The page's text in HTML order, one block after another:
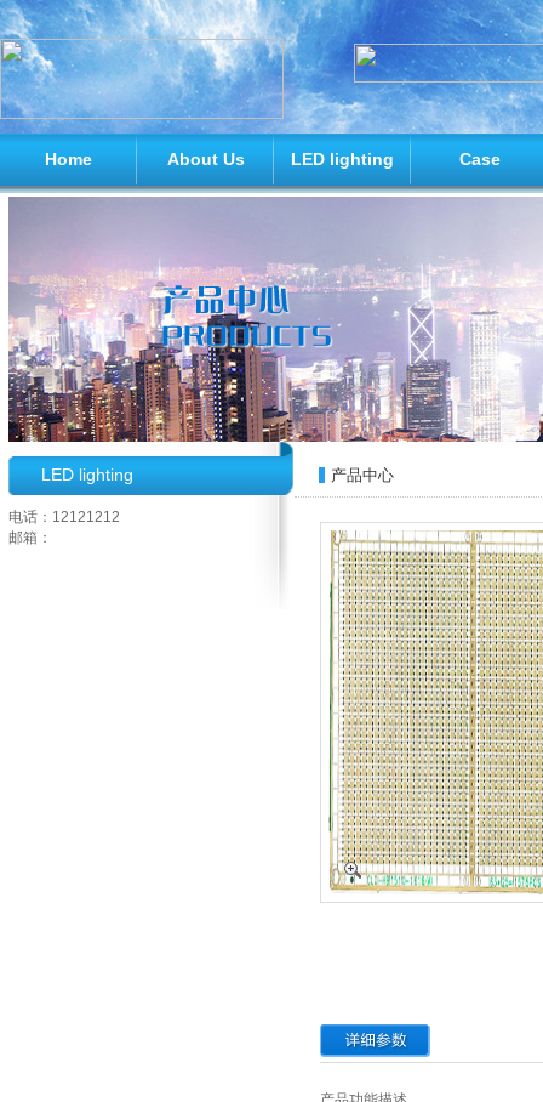
Home About Us LED lighting Case
LED lighting
电话：12121212
邮箱：
产品中心